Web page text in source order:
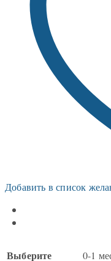
Добавить в список
Выберите 0-1